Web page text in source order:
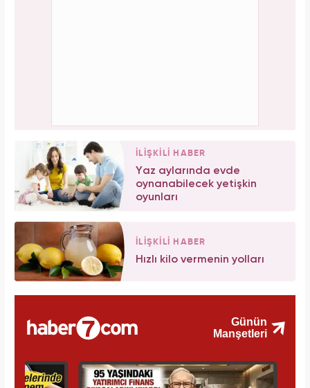
İLİŞKİLİ HABER
Yaz aylarında evde
oynanabilecek yetişkin
oyunları
İLİŞKİLİ HABER
Hızlı kilo vermenin yolları